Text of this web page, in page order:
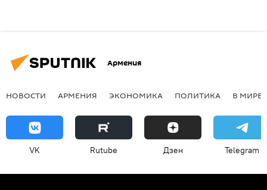
Армения
НОВОСТИ АРМЕНИЯ ЭКОНОМИКА ПОЛИТИКА В МИРЕ
VK Rutube Дзен Telegram